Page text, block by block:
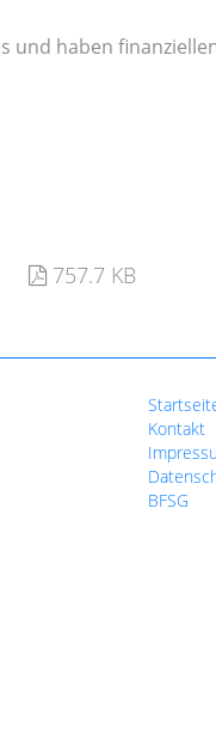
und haben
757.7 KB
Kontakt
BFSG